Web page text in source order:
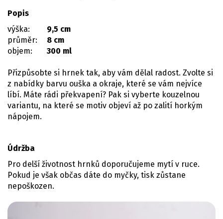
Popis
výška:
9,5 cm
průměr:
8 cm
objem:
300 ml
Přizpůsobte si hrnek tak, aby vám dělal radost. Zvolte si
z nabídky barvu ouška a okraje, které se vám nejvíce
líbí. Máte rádi překvapení? Pak si vyberte kouzelnou
variantu, na které se motiv objeví až po zalití horkým
nápojem.
Údržba
Pro delší životnost hrnků doporučujeme mytí v ruce.
Pokud je však občas dáte do myčky, tisk zůstane
nepoškozen.